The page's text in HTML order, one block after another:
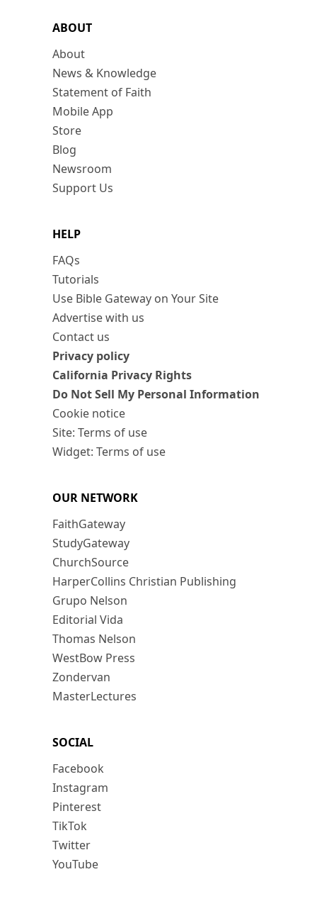
ABOUT
About
News & Knowledge
Statement of Faith
Mobile App
Store
Blog
Newsroom
Support Us
HELP
FAQs
Tutorials
Use Bible Gateway on Your Site
Advertise with us
Contact us
Privacy policy
California Privacy Rights
Do Not Sell My Personal Information
Cookie notice
Site: Terms of use
Widget: Terms of use
OUR NETWORK
FaithGateway
StudyGateway
ChurchSource
HarperCollins Christian Publishing
Grupo Nelson
Editorial Vida
Thomas Nelson
WestBow Press
Zondervan
MasterLectures
SOCIAL
Facebook
Instagram
Pinterest
TikTok
Twitter
YouTube